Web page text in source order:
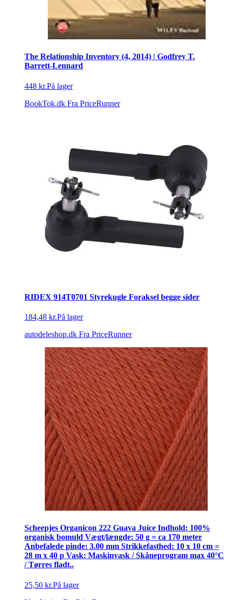
The Relationship Inventory (4, 2014) | Godfrey T.
Barrett-Lennard
448 kr.På lager
BookTok.dk Fra PriceRunner
RIDEX 914T0701 Styrekugle Foraksel begge sider
184,48 kr.På lager
autodeleshop.dk Fra PriceRunner
Scheepjes Organicon 222 Guava Juice Indhold: 100%
organisk bomuld Vægt/længde: 50 g = ca 170 meter
Anbefalede pinde: 3.00 mm Strikkefasthed: 10 x 10 cm =
28 m x 40 p Vask: Maskinvask / Skåneprogram max 40°C
/ Tørres fladt..
25,50 kr.På lager